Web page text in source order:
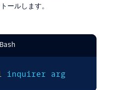
ールします。
Bash
inquirer arg